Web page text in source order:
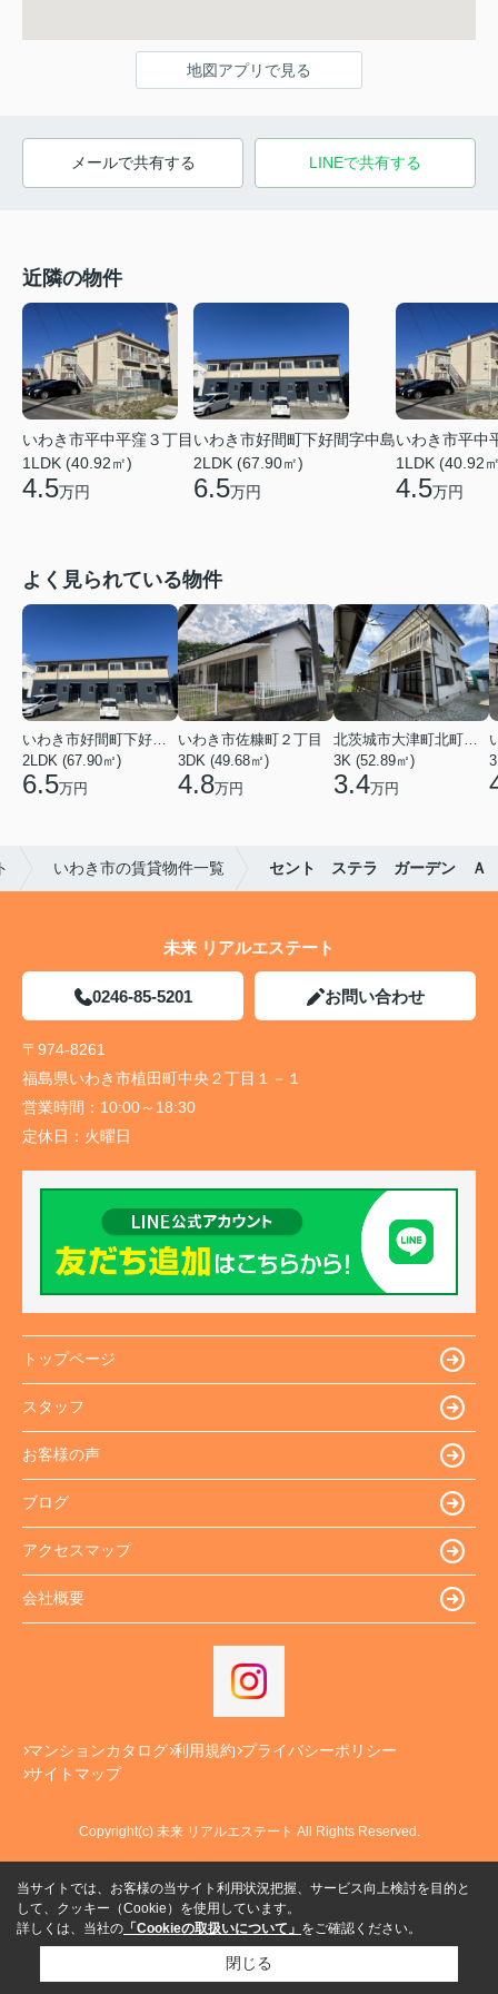
地図アプリで見る
メールで共有する LINEで共有する
近隣の物件
いわき市平中平窪３丁目
1LDK (40.92㎡)
4.5万円
いわき市好間町下好間字中島
2LDK (67.90㎡)
6.5万円
いわき市平中
1LDK (40.92
4.5万円
よく見られている物件
いわき市好間町下好間字中島
2LDK (67.90㎡)
6.5万円
いわき市佐糠町２丁目
3DK (49.68㎡)
4.8万円
北茨城市大津町北町４丁目
3K (52.89㎡)
3.4万円
いわき市の賃貸物件一覧 セント ステラ ガーデン Ａ
未来 リアルエステート
0246-85-5201 お問い合わせ
〒974-8261
福島県いわき市植田町中央２丁目１－１
営業時間： 10:00～18:30
定休日： 火曜日
トップページ
スタッフ
お客様の声
ブログ
アクセスマップ
会社概要
マンションカタログ 利用規約 プライバシーポリシー
サイトマップ
Copyright(c) 未来 リアルエステート All Rights Reserved.
当サイトでは、お客様の当サイト利用状況把握、サービス向上検討を目的と
して、クッキー（Cookie）を使用しています。
詳しくは、当社の 「Cookieの取扱いについて」 をご確認ください。
閉じる